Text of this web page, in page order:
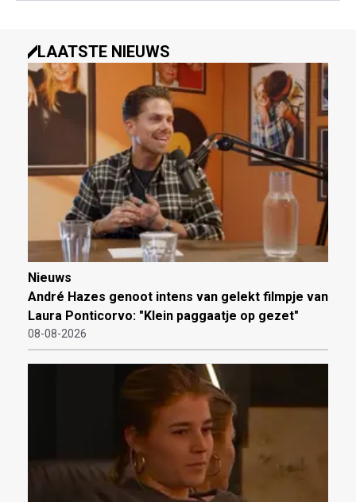
LAATSTE NIEUWS
Nieuws
André Hazes genoot intens van gelekt filmpje van
Laura Ponticorvo: "Klein paggaatje op gezet"
08-08-2026